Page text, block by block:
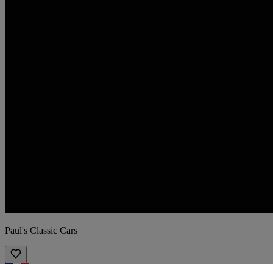
Paul's Classic Cars